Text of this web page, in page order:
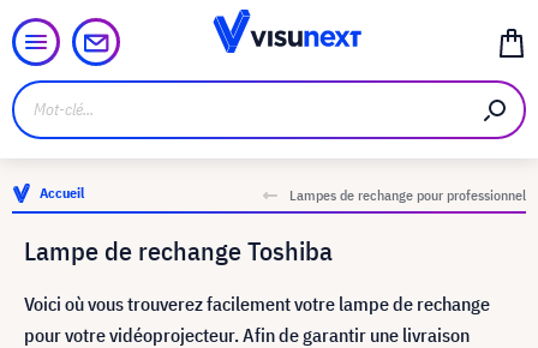
Accueil Lampes de rechange pour professionnel
Lampe de rechange Toshiba
Voici où vous trouverez facilement votre lampe de rechange
pour votre vidéoprojecteur. Afin de garantir une livraison